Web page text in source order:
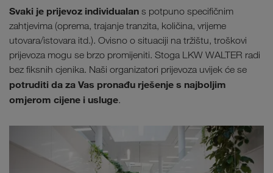
Svaki je prijevoz individualan s potpuno specifičnim
zahtjevima (oprema, trajanje tranzita, količina, vrijeme
utovara/istovara itd.). Ovisno o situaciji na tržištu, troškovi
prijevoza mogu se brzo promijeniti. Stoga LKW WALTER radi
bez fiksnih cjenika. Naši organizatori prijevoza uvijek će se
potruditi da za Vas pronađu rješenje s najboljim
omjerom cijene i usluge.